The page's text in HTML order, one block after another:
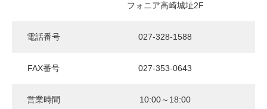
フォニア高崎城址2F
電話番号 027-328-1588
FAX番号 027-353-0643
営業時間 10:00～18:00